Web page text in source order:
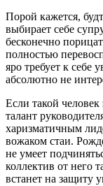
Порой кажется,
выбирает себе
бесконечно
полностью
яро требует к себе
абсолютно не
Если такой
талант
харизматичным
вожаком стаи.
не умеет
коллектив от него
встанет на защиту